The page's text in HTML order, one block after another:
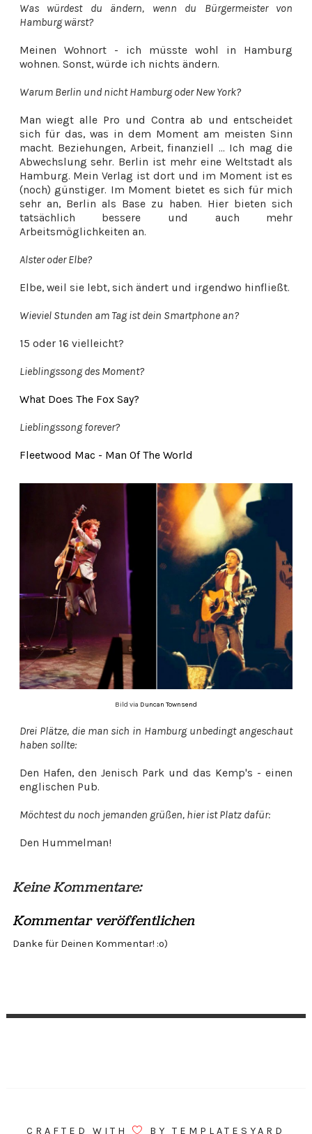
Was würdest du ändern, wenn du Bürgermeister von
Hamburg wärst?
Meinen Wohnort - ich müsste wohl in Hamburg
wohnen. Sonst, würde ich nichts ändern.
Warum Berlin und nicht Hamburg oder New York?
Man wiegt alle Pro und Contra ab und entscheidet
sich für das, was in dem Moment am meisten Sinn
macht. Beziehungen, Arbeit, finanziell ... Ich mag die
Abwechslung sehr. Berlin ist mehr eine Weltstadt als
Hamburg. Mein Verlag ist dort und im Moment ist es
(noch) günstiger. Im Moment bietet es sich für mich
sehr an, Berlin als Base zu haben. Hier bieten sich
tatsächlich bessere und auch mehr
Arbeitsmöglichkeiten an.
Alster oder Elbe?
Elbe, weil sie lebt, sich ändert und irgendwo hinfließt.
Wieviel Stunden am Tag ist dein Smartphone an?
15 oder 16 vielleicht?
Lieblingssong des Moment?
What Does The Fox Say?
Lieblingssong forever?
Fleetwood Mac - Man Of The World
Bild via Duncan Townsend
Drei Plätze, die man sich in Hamburg unbedingt angeschaut
haben sollte:
Den Hafen, den Jenisch Park und das Kemp's - einen
englischen Pub.
Möchtest du noch jemanden grüßen, hier ist Platz dafür:
Den Hummelman!
Keine Kommentare:
Kommentar veröffentlichen
Danke für Deinen Kommentar! :o)
CRAFTED WITH BYTEMPLATESYARD